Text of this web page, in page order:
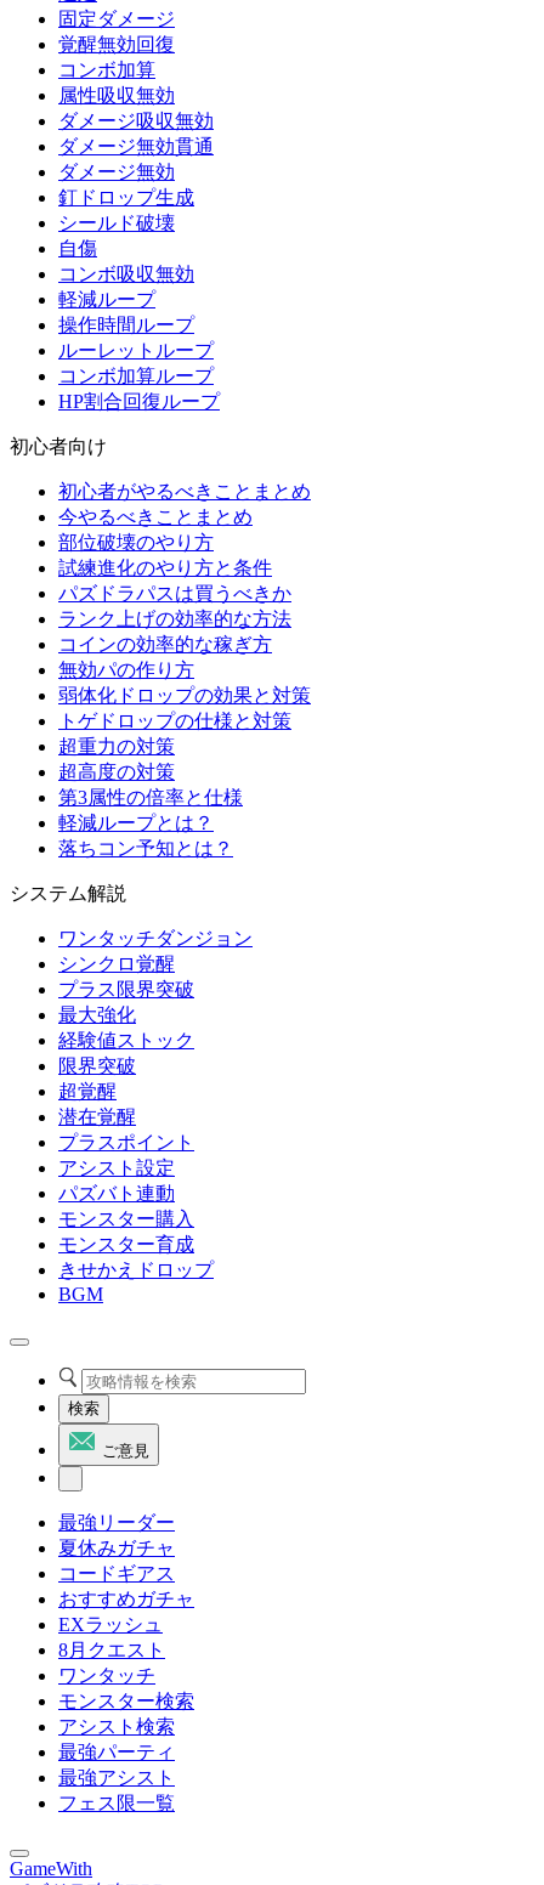
固定ダメージ
覚醒無効回復
コンボ加算
属性吸収無効
ダメージ吸収無効
ダメージ無効貫通
ダメージ無効
釘ドロップ生成
シールド破壊
自傷
コンボ吸収無効
軽減ループ
操作時間ループ
ルーレットループ
コンボ加算ループ
HP割合回復ループ
初心者向け
初心者がやるべきことまとめ
今やるべきことまとめ
部位破壊のやり方
試練進化のやり方と条件
パズドラパスは買うべきか
ランク上げの効率的な方法
コインの効率的な稼ぎ方
無効パの作り方
弱体化ドロップの効果と対策
トゲドロップの仕様と対策
超重力の対策
超高度の対策
第3属性の倍率と仕様
軽減ループとは？
落ちコン予知とは？
システム解説
ワンタッチダンジョン
シンクロ覚醒
プラス限界突破
最大強化
経験値ストック
限界突破
超覚醒
潜在覚醒
プラスポイント
アシスト設定
パズバト連動
モンスター購入
モンスター育成
きせかえドロップ
BGM
検索
ご意見
最強リーダー
夏休みガチャ
コードギアス
おすすめガチャ
EXラッシュ
8月クエスト
ワンタッチ
モンスター検索
アシスト検索
最強パーティ
最強アシスト
フェス限一覧
GameWith